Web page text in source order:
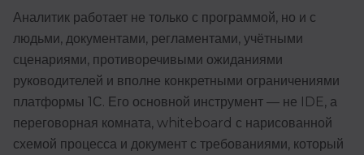
Аналитик работает не только с программой, но и с
людьми, документами, регламентами, учётными
сценариями, противоречивыми ожиданиями
руководителей и вполне конкретными ограничениями
платформы 1С. Его основной инструмент — не IDE, а
переговорная комната, whiteboard с нарисованной
схемой процесса и документ с требованиями, который